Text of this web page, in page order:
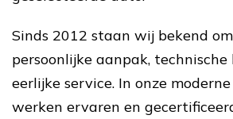
Sinds 2012 staan wij bekend
persoonlijke aanpak, technische
eerlijke service. In onze
werken ervaren en